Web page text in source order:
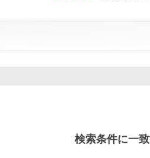
検索条件に一